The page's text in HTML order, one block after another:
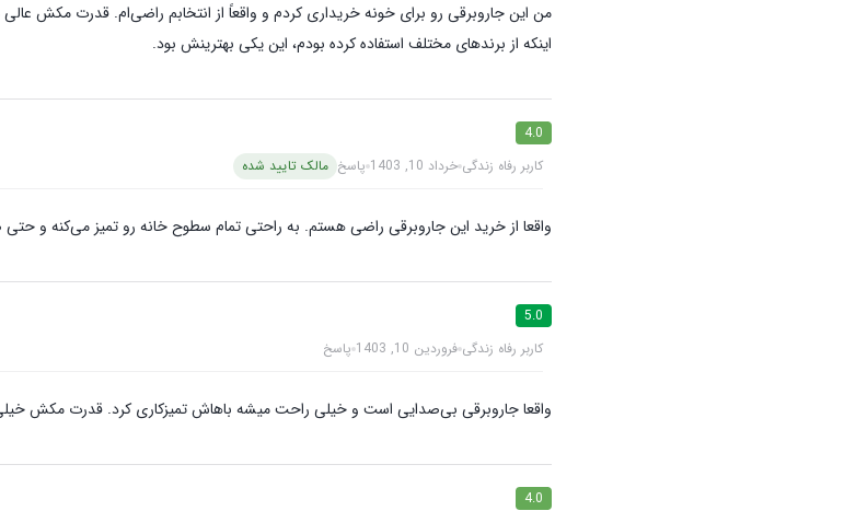
من این جاروبرقی رو برای خونه خریداری کردم و واقعاً از انتخابم راضی‌ام. قدرت مکش
اینکه از برندهای مختلف استفاده کرده بودم، این یکی بهترینش بود.
4.0
کاربر رفاه زندگی خرداد 10, 1403 پاسخ مالک تایید شده
واقعا از خرید این جاروبرقی راضی هستم. به راحتی تمام سطوح خانه رو تمیز می‌کنه و
5.0
کاربر رفاه زندگی فروردین 10, 1403 پاسخ
واقعا جاروبرقی بی‌صدایی است و خیلی راحت میشه باهاش تمیزکاری کرد. قدرت مکش
4.0